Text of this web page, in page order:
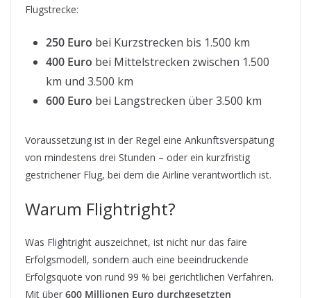
Flugstrecke:
250 Euro bei Kurzstrecken bis 1.500 km
400 Euro bei Mittelstrecken zwischen 1.500
km und 3.500 km
600 Euro bei Langstrecken über 3.500 km
Voraussetzung ist in der Regel eine Ankunftsverspätung
von mindestens drei Stunden – oder ein kurzfristig
gestrichener Flug, bei dem die Airline verantwortlich ist.
Warum Flightright?
Was Flightright auszeichnet, ist nicht nur das faire
Erfolgsmodell, sondern auch eine beeindruckende
Erfolgsquote von rund 99 % bei gerichtlichen Verfahren.
Mit über 600 Millionen Euro durchgesetzten